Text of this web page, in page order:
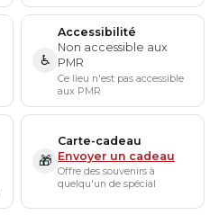
♿
Accessibilité
Non accessible aux
PMR
Ce lieu n'est pas accessible
aux PMR
🎁
Carte-cadeau
Envoyer un cadeau
Offre des souvenirs à
quelqu'un de spécial